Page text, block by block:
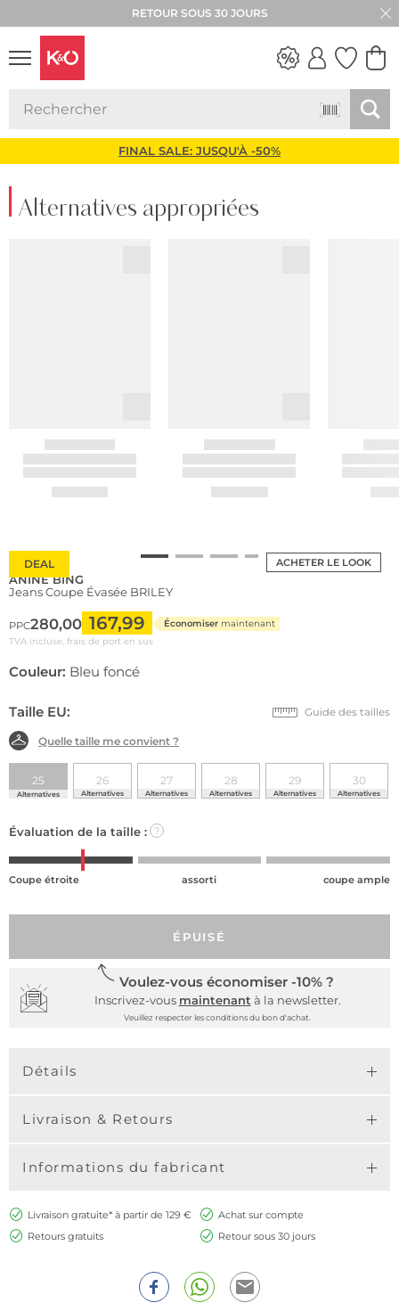
RETOUR SOUS 30 JOURS
FINAL SALE: JUSQU'À -50%
Alternatives appropriées
ACHETER LE LOOK
DEAL
ANINE BING
Jeans Coupe Évasée BRILEY
PPC280,00 167,99 Économiser maintenant
TVA incluse, frais de port en sus
Couleur: Bleu foncé
Taille EU: Guide des tailles
Quelle taille me convient ?
25
Alternatives
26
Alternatives
27
Alternatives
28
Alternatives
29
Alternatives
30
Alternatives
Évaluation de la taille : ?
Coupe étroite assorti coupe ample
ÉPUISÉ
Voulez-vous économiser -10% ?
Inscrivez-vous maintenant à la newsletter.
Veuillez respecter les conditions du bon d'achat.
Détails
Livraison & Retours
Informations du fabricant
Livraison gratuite* à partir de 129 €
Achat sur compte
Retours gratuits
Retour sous 30 jours